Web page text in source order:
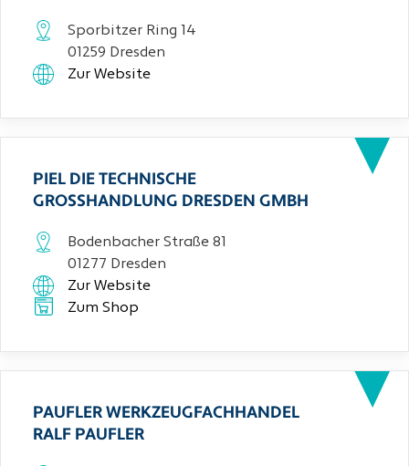
Sporbitzer Ring 14
01259 Dresden
Zur Website
PIEL DIE TECHNISCHE
GROSSHANDLUNG DRESDEN GMBH
Bodenbacher Straße 81
01277 Dresden
Zur Website
Zum Shop
PAUFLER WERKZEUGFACHHANDEL
RALF PAUFLER